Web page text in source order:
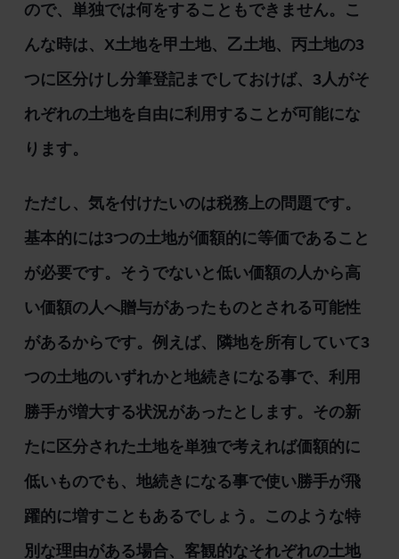
ので、単独では何をすることもできません。こ
んな時は、X土地を甲土地、乙土地、丙土地の3
つに区分けし分筆登記までしておけば、3人がそ
れぞれの土地を自由に利用することが可能にな
ります。
ただし、気を付けたいのは税務上の問題です。
基本的には3つの土地が価額的に等価であること
が必要です。そうでないと低い価額の人から高
い価額の人へ贈与があったものとされる可能性
があるからです。例えば、隣地を所有していて3
つの土地のいずれかと地続きになる事で、利用
勝手が増大する状況があったとします。その新
たに区分された土地を単独で考えれば価額的に
低いものでも、地続きになる事で使い勝手が飛
躍的に増すこともあるでしょう。このような特
別な理由がある場合、客観的なそれぞれの土地